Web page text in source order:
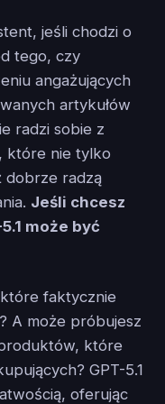
jeśli chodzi o
tego, czy
angażujących
artykułów
radzi sobie z
które nie tylko
dobrze radzą
Jeśli chcesz
może być
faktycznie
A może próbujesz
które
GPT-5.1
oferując